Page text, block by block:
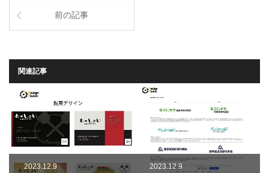
前の記事
関連記事
2023.12.9 2023.12.9